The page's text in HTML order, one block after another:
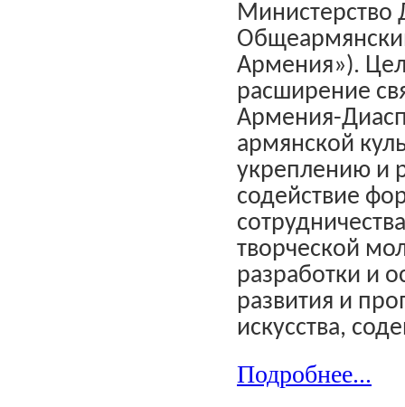
Министерство
Армения»).
расширение
Армения-
армянской
укреплению и
содействие
творческой
разработки и
развития и
искусства,
Подробнее...